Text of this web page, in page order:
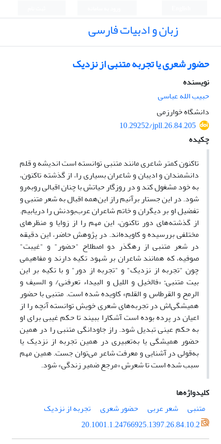
زبان و ادبیات فارسی
حضور شعری یا تجربه متنبی از نزدیک
نویسنده
حبیب الله عباسی
دانشگاه خوارزمی
10.29252/jpll.26.84.205
چکیده
تاکنون کمتر شاعری مانند متنبی توانسته است اندیشه و قلم
دانشمندان و ادیبان و شاعران بسیاری را، از گذشته تاکنون،
به خود مشغول کند و در روزگار حیاتش با چنان اقبالی روبه‌رو
شود. در این جستار برآنیم راز این‌همه اقبال به شعر متنبی و
تفضیل او بر دیگران و خاتم شاعران عرب‌بودنش را دریابیم.
از گذشته‌های دور تاکنون، این مهم را از زوایا و منظرهای
مختلفی بررسیده و کاویده‌اند. در پژوهش حاضر، این دقیقه
در شعر متنبی از رهگذر دو اصطلاح "حضور" و "غیبت"
صوفیه، که همانند شاعران بر شهود تکیه دارند و مفاهیمی
چون "تجربه از نزدیک" و "تجربه از دور" و با تکیه بر این
بیت متنبی: «فالخیل و اللیل و البیداء تعرفنی/ و السیف و
الرمح و القرطاس و القلم» کاویده شده است. متنبی با حضور
همیشگی‌اش در تجربه‌های شعری خویش توانسته آنچه را از
اعیان در پرده بوده است آشکارا ببیند تا حکم غیبی برای او
به حکم عینی تبدیل شود. راز جاودانگی متنبی را در همین
حضور همیشگی یا به‌تعبیری در همین تجربه از نزدیک یا
به‌قولی در آشنایی و معرفت شاعر می‌توان جست. همین مهم
سبب شده است تا شعرش «مرجع ضمیر زندگی» شود.
کلیدواژه‌ها
متنبی
شعر عربی حضور شعری
تجربه از نزدیک
20.1001.1.24766925.1397.26.84.10.2